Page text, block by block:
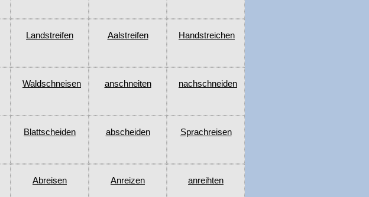
Landstreifen Aalstreifen Handstreichen
Waldschneisen anschneiten nachschneiden
Blattscheiden abscheiden Sprachreisen
Abreisen Anreizen anreihten